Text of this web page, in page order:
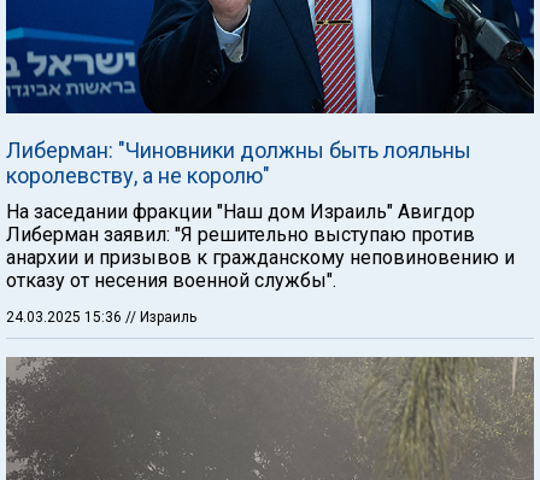
Либерман: "Чиновники должны быть лояльны
королевству, а не королю"
На заседании фракции "Наш дом Израиль" Авигдор
Либерман заявил: "Я решительно выступаю против
анархии и призывов к гражданскому неповиновению и
отказу от несения военной службы".
24.03.2025 15:36 // Израиль